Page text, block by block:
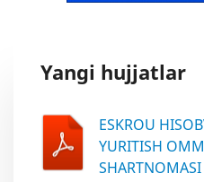
Yangi hujjatlar
ESKROU
YURITISH